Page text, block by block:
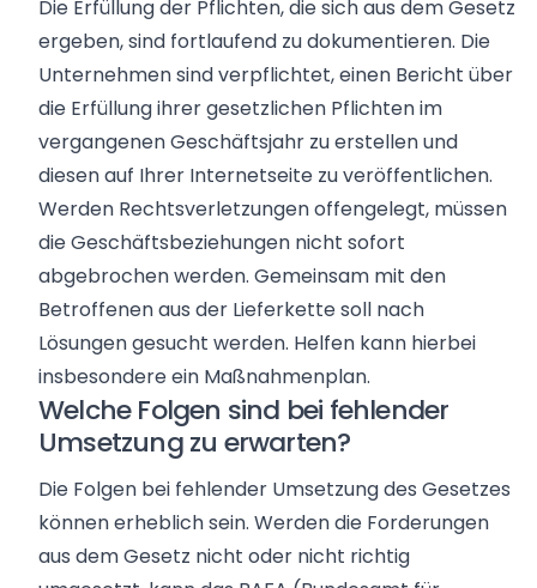
Die Erfüllung der Pflichten, die sich aus dem Gesetz
ergeben, sind fortlaufend zu dokumentieren. Die
Unternehmen sind verpflichtet, einen Bericht über
die Erfüllung ihrer gesetzlichen Pflichten im
vergangenen Geschäftsjahr zu erstellen und
diesen auf Ihrer Internetseite zu veröffentlichen.
Werden Rechtsverletzungen offengelegt, müssen
die Geschäftsbeziehungen nicht sofort
abgebrochen werden. Gemeinsam mit den
Betroffenen aus der Lieferkette soll nach
Lösungen gesucht werden. Helfen kann hierbei
insbesondere ein Maßnahmenplan.
Welche Folgen sind bei fehlender
Umsetzung zu erwarten?
Die Folgen bei fehlender Umsetzung des Gesetzes
können erheblich sein. Werden die Forderungen
aus dem Gesetz nicht oder nicht richtig